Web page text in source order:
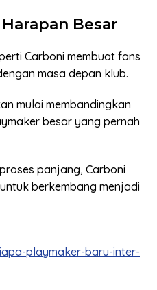
Besar
Carboni membuat fans
masa depan klub.
mulai membandingkan
besar yang pernah
panjang, Carboni
berkembang menjadi
playmaker-baru-inter-